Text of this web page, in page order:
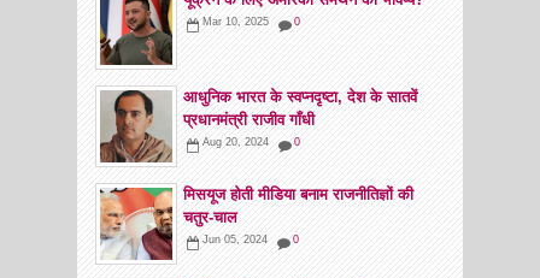
Mar 10, 2025 0
आधुनिक भारत के स्वप्नदृष्टा, देश के सातवें
प्रधानमंत्री राजीव गाँधी
Aug 20, 2024 0
मिसयूज होती मीडिया बनाम राजनीतिज्ञों की
चतुर-चाल
Jun 05, 2024 0